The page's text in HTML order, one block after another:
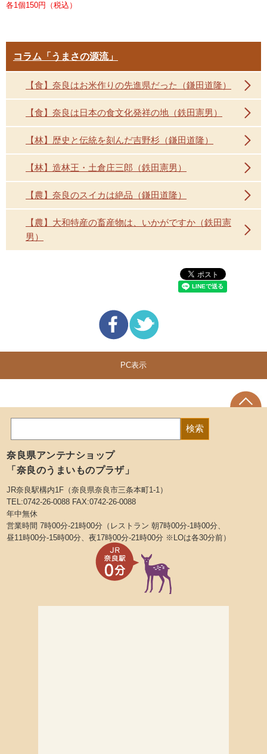
各1個150円（税込）
コラム「うまさの源流」
【食】奈良はお米作りの先進県だった（鎌田道隆）
【食】奈良は日本の食文化発祥の地（鉄田憲男）
【林】歴史と伝統を刻んだ吉野杉（鎌田道隆）
【林】造林王・土倉庄三郎（鉄田憲男）
【農】奈良のスイカは絶品（鎌田道隆）
【農】大和特産の畜産物は、いかがですか（鉄田憲
男）
PC表示
奈良県アンテナショップ
「奈良のうまいものプラザ」
JR奈良駅構内1F（奈良県奈良市三条本町1-1）
TEL:0742-26-0088 FAX:0742-26-0088
年中無休
営業時間 7時00分-21時00分（レストラン 朝7時00分-1時00分、
昼11時00分-15時00分、夜17時00分-21時00分 ※LOは各30分前）